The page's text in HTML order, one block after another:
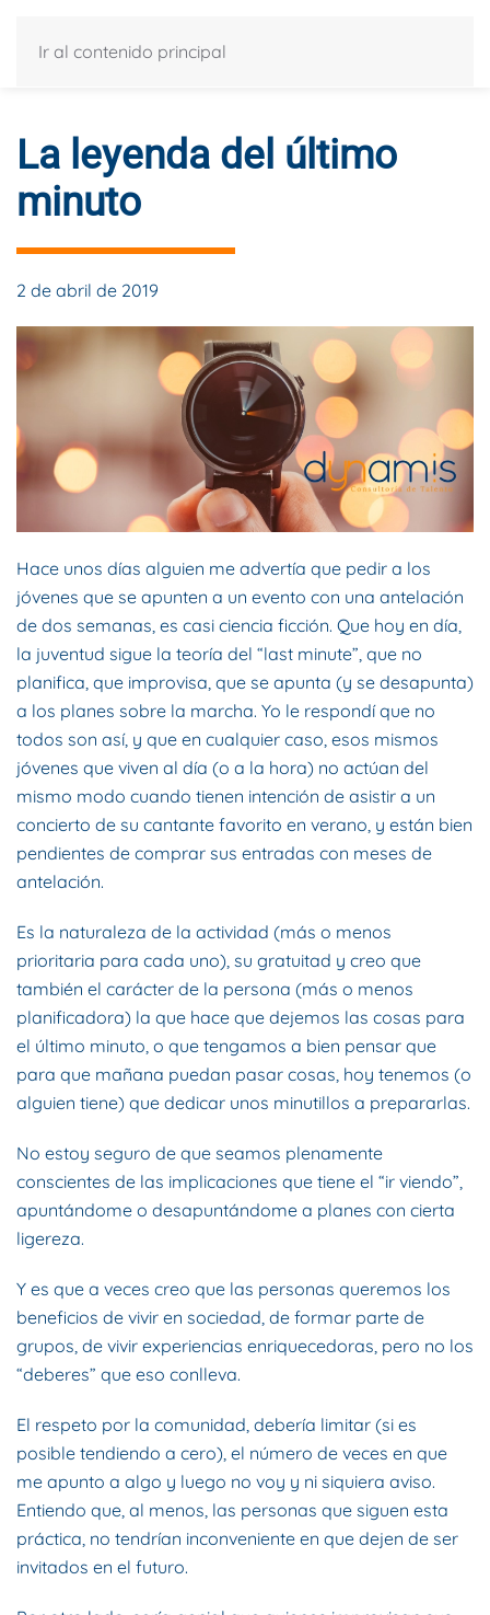
Ir al contenido principal
La leyenda del último
minuto
2 de abril de 2019
Hace unos días alguien me advertía que pedir a los
jóvenes que se apunten a un evento con una antelación
de dos semanas, es casi ciencia ficción. Que hoy en día,
la juventud sigue la teoría del “last minute”, que no
planifica, que improvisa, que se apunta (y se desapunta)
a los planes sobre la marcha. Yo le respondí que no
todos son así, y que en cualquier caso, esos mismos
jóvenes que viven al día (o a la hora) no actúan del
mismo modo cuando tienen intención de asistir a un
concierto de su cantante favorito en verano, y están bien
pendientes de comprar sus entradas con meses de
antelación.
Es la naturaleza de la actividad (más o menos
prioritaria para cada uno), su gratuitad y creo que
también el carácter de la persona (más o menos
planificadora) la que hace que dejemos las cosas para
el último minuto, o que tengamos a bien pensar que
para que mañana puedan pasar cosas, hoy tenemos (o
alguien tiene) que dedicar unos minutillos a prepararlas.
No estoy seguro de que seamos plenamente
conscientes de las implicaciones que tiene el “ir viendo”,
apuntándome o desapuntándome a planes con cierta
ligereza.
Y es que a veces creo que las personas queremos los
beneficios de vivir en sociedad, de formar parte de
grupos, de vivir experiencias enriquecedoras, pero no los
“deberes” que eso conlleva.
El respeto por la comunidad, debería limitar (si es
posible tendiendo a cero), el número de veces en que
me apunto a algo y luego no voy y ni siquiera aviso.
Entiendo que, al menos, las personas que siguen esta
práctica, no tendrían inconveniente en que dejen de ser
invitados en el futuro.